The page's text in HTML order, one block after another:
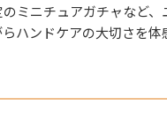
ミニチュアガチャなど
ハンドケアの大切さを